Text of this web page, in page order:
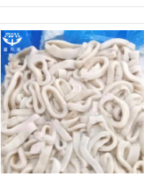
세스: 컷 유약: BQF 40%(맞
춤형) 포장: 1kg / 가방,
10kg / 짠 가방 (맞춤형) 판
매 모델: 도매/수출 min. 주
문: 20피트 컨테이너 / 40
피트 컨테이너 지불: 보자
마자 TT / С확인된 취소 불
가능한 LC 배송: 입금 확인
후 20일 이내 원산지: 중국
브랜드: 푸 완 행
더 읽기